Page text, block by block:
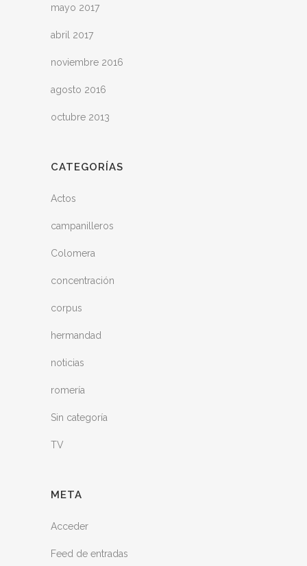
mayo 2017
abril 2017
noviembre 2016
agosto 2016
octubre 2013
CATEGORÍAS
Actos
campanilleros
Colomera
concentración
corpus
hermandad
noticias
romería
Sin categoría
TV
META
Acceder
Feed de entradas